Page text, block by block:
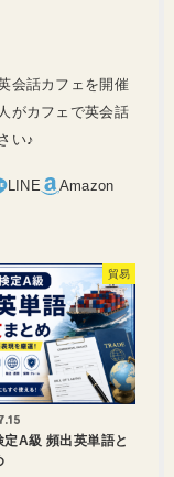
会話カフェを開催
がカフェで英会話
い♪
貿易
定A級 頻出英単語と